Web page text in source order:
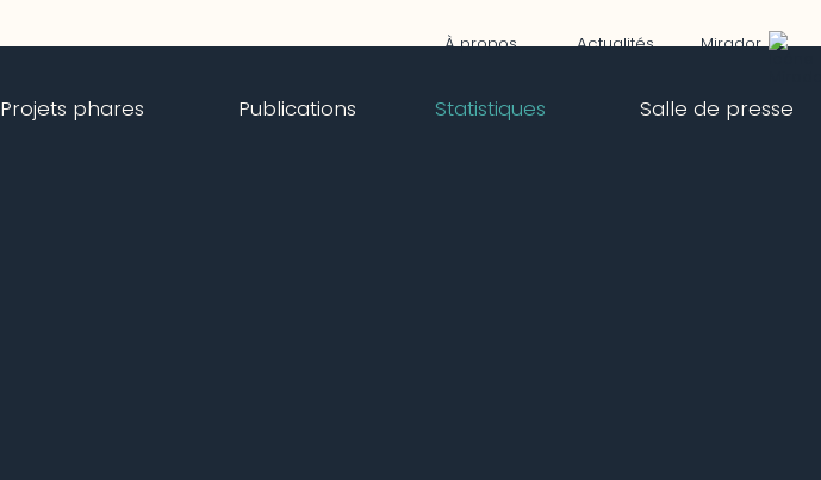
À propos Actualités Mirador
Projets phares Publications Statistiques Salle de presse